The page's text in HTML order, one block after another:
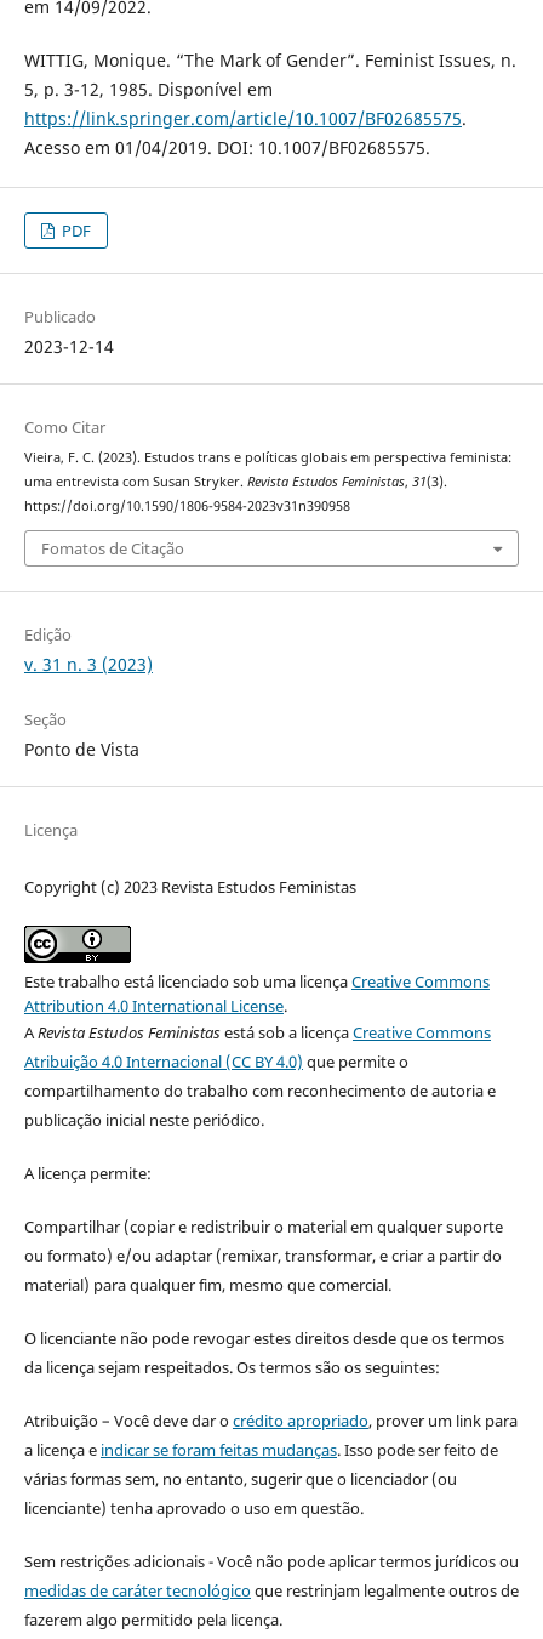
em 14/09/2022.
WITTIG, Monique. “The Mark of Gender”. Feminist Issues, n.
5, p. 3-12, 1985. Disponível em
https://link.springer.com/article/10.1007/BF02685575.
Acesso em 01/04/2019. DOI: 10.1007/BF02685575.
PDF
Publicado
2023-12-14
Como Citar
Vieira, F. C. (2023). Estudos trans e políticas globais em perspectiva feminista:
uma entrevista com Susan Stryker. Revista Estudos Feministas, 31(3).
https://doi.org/10.1590/1806-9584-2023v31n390958
Fomatos de Citação
Edição
v. 31 n. 3 (2023)
Seção
Ponto de Vista
Licença
Copyright (c) 2023 Revista Estudos Feministas
Este trabalho está licenciado sob uma licençaCreative Commons
Attribution 4.0 International License.
ARevista Estudos Feministasestá sob a licençaCreative Commons
Atribuição 4.0 Internacional (CC BY 4.0) que permite o
compartilhamento do trabalho com reconhecimento de autoria e
publicação inicial neste periódico.
A licença permite:
Compartilhar (copiar e redistribuir o material em qualquer suporte
ou formato) e/ou adaptar (remixar, transformar, e criar a partir do
material) para qualquer fim, mesmo que comercial.
O licenciante não pode revogar estes direitos desde que os termos
da licença sejam respeitados. Os termos são os seguintes:
Atribuição – Você deve dar ocrédito apropriado, prover um link para
a licença e indicar se foram feitas mudanças. Isso pode ser feito de
várias formas sem, no entanto, sugerir que o licenciador (ou
licenciante) tenha aprovado o uso em questão.
Sem restrições adicionais - Você não pode aplicar termos jurídicos ou
medidas de caráter tecnológicoque restrinjam legalmente outros de
fazerem algo permitido pela licença.